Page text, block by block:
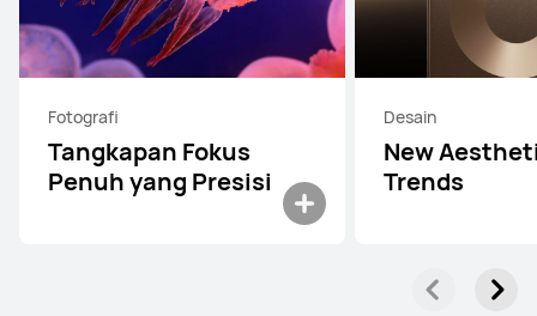
Fotografi
Tangkapan Fokus
Penuh yang Presisi
Desain
New
Trends